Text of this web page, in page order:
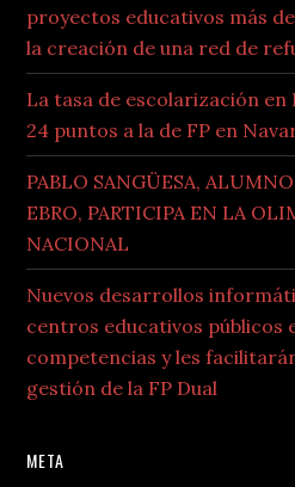
proyectos educativos más
la creación de una red de
La tasa de escolarización
24 puntos a la de FP en
PABLO SANGÜESA,
EBRO, PARTICIPA EN LA
NACIONAL
Nuevos desarrollos
centros educativos públicos
competencias y les
gestión de la FP Dual
META